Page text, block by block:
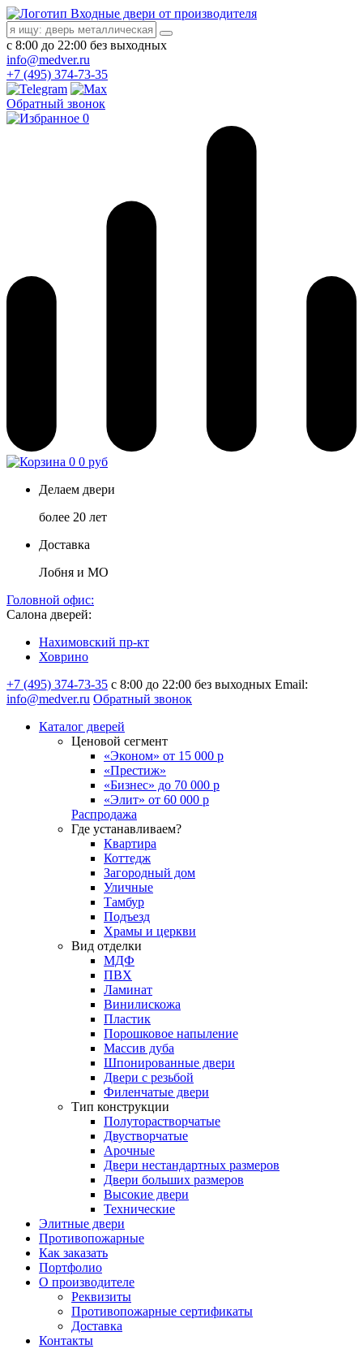
Входные двери от производителя
с 8:00 до 22:00 без выходных
info@medver.ru
+7 (495) 374-73-35
Обратный звонок
0
0 0 руб
Делаем двери
более 20 лет
Доставка
Лобня и МО
Головной офис:
Салона дверей:
Нахимовский пр-кт
Ховрино
+7 (495) 374-73-35 с 8:00 до 22:00 без выходных Email:
info@medver.ru Обратный звонок
Каталог дверей
Ценовой сегмент
«Эконом» от 15 000 р
«Престиж»
«Бизнес» до 70 000 р
«Элит» от 60 000 р
Распродажа
Где устанавливаем?
Квартира
Коттедж
Загородный дом
Уличные
Тамбур
Подъезд
Храмы и церкви
Вид отделки
МДФ
ПВХ
Ламинат
Винилискожа
Пластик
Порошковое напыление
Массив дуба
Шпонированные двери
Двери с резьбой
Филенчатые двери
Тип конструкции
Полуторастворчатые
Двустворчатые
Арочные
Двери нестандартных размеров
Двери больших размеров
Высокие двери
Технические
Элитные двери
Противопожарные
Как заказать
Портфолио
О производителе
Реквизиты
Противопожарные сертификаты
Доставка
Контакты